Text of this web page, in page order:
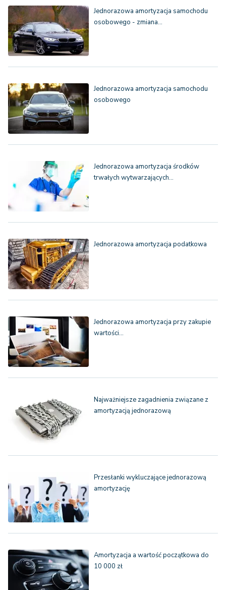
Jednorazowa amortyzacja samochodu
osobowego - zmiana…
Jednorazowa amortyzacja samochodu
osobowego
Jednorazowa amortyzacja środków
trwałych wytwarzających…
Jednorazowa amortyzacja podatkowa
Jednorazowa amortyzacja przy zakupie
wartości…
Najważniejsze zagadnienia związane z
amortyzacją jednorazową
Przesłanki wykluczające jednorazową
amortyzację
Amortyzacja a wartość początkowa do
10 000 zł